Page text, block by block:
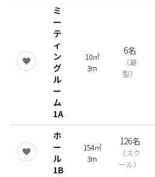
ミ
ー
テ
ィ
ン
グ
ル
ー
ム
1A
10㎡
3m
6名
（島
型）
ホ
ー
ル
1B
154㎡
3m
126名
（スク
ール）